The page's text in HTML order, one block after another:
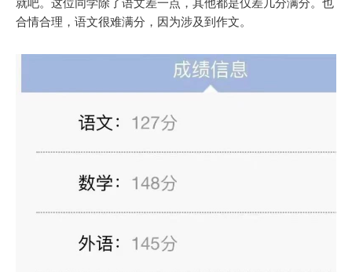
合情合理，语文很难满分，因为涉及到作文。